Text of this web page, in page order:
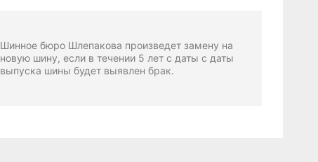
Шинное бюро Шлепакова произведет замену на
новую шину, если в течении 5 лет с даты с даты
выпуска шины будет выявлен брак.